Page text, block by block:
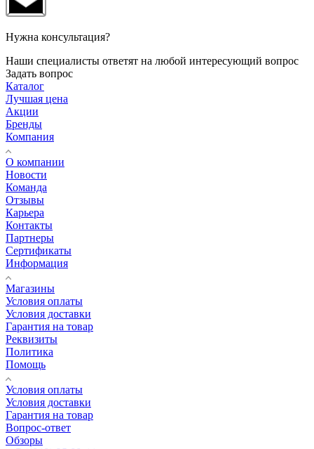
Нужна консультация?
Наши специалисты ответят на любой интересующий вопрос
Задать вопрос
Каталог
Лучшая цена
Акции
Бренды
Компания
О компании
Новости
Команда
Отзывы
Карьера
Контакты
Партнеры
Сертификаты
Информация
Магазины
Условия оплаты
Условия доставки
Гарантия на товар
Реквизиты
Политика
Помощь
Условия оплаты
Условия доставки
Гарантия на товар
Вопрос-ответ
Обзоры